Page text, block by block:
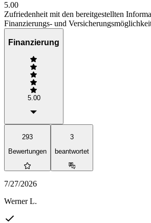
5.00
Zufriedenheit mit den bereitgestellten
Finanzierungs- und
Finanzierung
5.00
293
Bewertungen
3
beantwortet
7/27/2026
Werner L.